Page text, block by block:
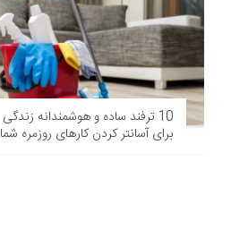
10 ترفند ساده و هوشمندانه زندگی
برای آسانتر کردن کارهای روزمره شما